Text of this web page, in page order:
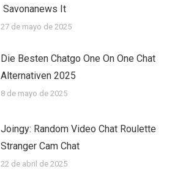
Savonanews It
27 de mayo de 2025
Die Besten Chatgo One On One Chat
Alternativen 2025
8 de mayo de 2025
Joingy: Random Video Chat Roulette
Stranger Cam Chat
22 de abril de 2025